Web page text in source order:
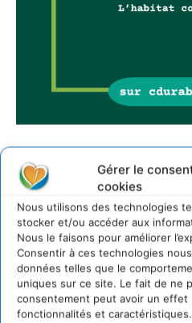
Gérer le
cookies
Nous utilisons des technologies
stocker et/ou accéder aux
Nous le faisons pour améliorer
Consentir à ces technologies
données telles que le
uniques sur ce site. Le fait de ne
consentement peut avoir un effet
fonctionnalités et caractéristiques.
Sur
Comment le sol français a
hydrique et déréglé tout le
2 août 2026
Développer notre
non humaines avec les
30 juillet 2026